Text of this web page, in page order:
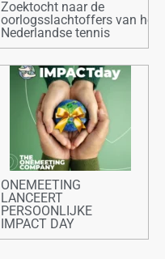
Zoektocht naar de
oorlogsslachtoffers van het
Nederlandse tennis
ONEMEETING
LANCEERT
PERSOONLIJKE
IMPACT DAY